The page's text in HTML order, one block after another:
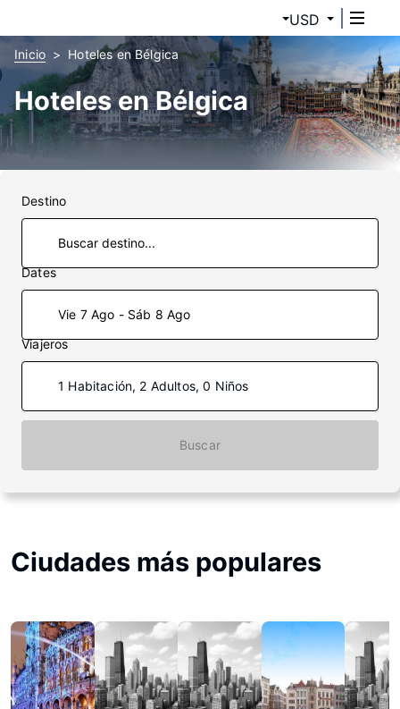
USD
Inicio Hoteles en Bélgica
Hoteles en Bélgica
Destino
Dates
Vie 7 Ago - Sáb 8 Ago
Viajeros
1 Habitación, 2 Adultos, 0 Niños
Buscar
Ciudades más populares